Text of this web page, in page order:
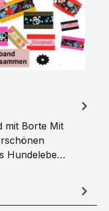
mit Borte Mit
Hundelebe…